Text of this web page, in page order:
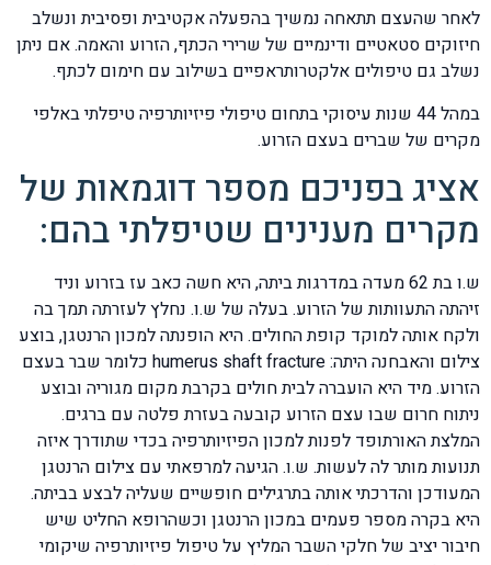
לאחר שהעצם תתאחה נמשיך בהפעלה אקטיבית ופסיבית ונשלב
חיזוקים סטאטיים ודינמיים של שרירי הכתף, הזרוע והאמה. אם ניתן
נשלב גם טיפולים אלקטרותראפיים בשילוב עם חימום לכתף.
במהל 44 שנות עיסוקי בתחום טיפולי פיזיותרפיה טיפלתי באלפי
מקרים של שברים בעצם הזרוע.
אציג בפניכם מספר דוגמאות של
מקרים מענינים שטיפלתי בהם:
ש.ו בת 62 מעדה במדרגות ביתה, היא חשה כאב עז בזרוע וניד
זיהתה התעוותות של הזרוע. בעלה של ש.ו. נחלץ לעזרתה תמך בה
ולקח אותה למוקד קופת החולים. היא הופנתה למכון הרנטגן, בוצע
צילום והאבחנה היתה: humerus shaft fracture כלומר שבר בעצם
הזרוע. מיד היא הועברה לבית חולים בקרבת מקום מגוריה ובוצע
ניתוח חרום שבו עצם הזרוע קובעה בעזרת פלטה עם ברגים.
המלצת האורתופד לפנות למכון הפיזיותרפיה בכדי שתודרך איזה
תנועות מותר לה לעשות. ש.ו. הגיעה למרפאתי עם צילום הרנטגן
המעודכן והדרכתי אותה בתרגילים חופשיים שעליה לבצע בביתה.
היא בקרה מספר פעמים במכון הרנטגן וכשהרופא החליט שיש
חיבור יציב של חלקי השבר המליץ על טיפול פיזיותרפיה שיקומי